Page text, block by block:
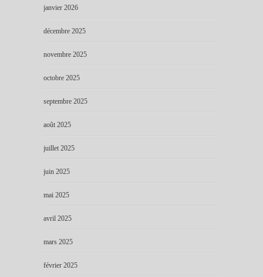
janvier 2026
décembre 2025
novembre 2025
octobre 2025
septembre 2025
août 2025
juillet 2025
juin 2025
mai 2025
avril 2025
mars 2025
février 2025